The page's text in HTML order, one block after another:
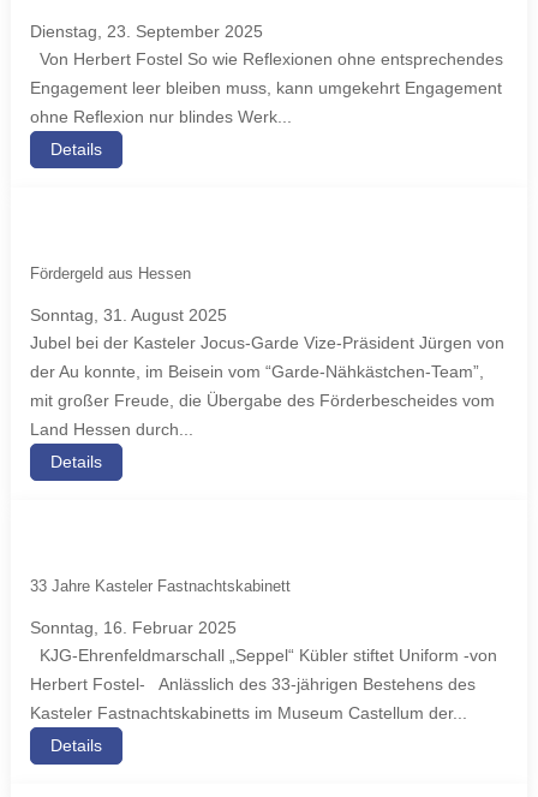
Dienstag, 23. September 2025
Von Herbert Fostel So wie Reflexionen ohne entsprechendes
Engagement leer bleiben muss, kann umgekehrt Engagement
ohne Reflexion nur blindes Werk...
Details
Fördergeld aus Hessen
Sonntag, 31. August 2025
Jubel bei der Kasteler Jocus-Garde Vize-Präsident Jürgen von
der Au konnte, im Beisein vom “Garde-Nähkästchen-Team”,
mit großer Freude, die Übergabe des Förderbescheides vom
Land Hessen durch...
Details
33 Jahre Kasteler Fastnachtskabinett
Sonntag, 16. Februar 2025
KJG-Ehrenfeldmarschall „Seppel“ Kübler stiftet Uniform -von
Herbert Fostel- Anlässlich des 33-jährigen Bestehens des
Kasteler Fastnachtskabinetts im Museum Castellum der...
Details